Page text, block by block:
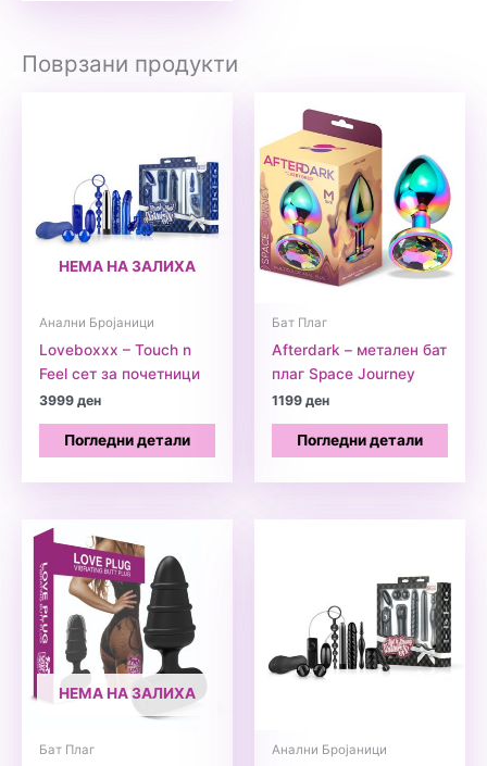
Поврзани продукти
НЕМА НА ЗАЛИХА
Анални Бројаници
Loveboxxx – Touch n
Feel сет за почетници
3999ден
Погледни детали
Бат Плаг
Afterdark – метален бат
плаг Space Journey
1199ден
Погледни детали
НЕМА НА ЗАЛИХА
Бат Плаг Анални Бројаници